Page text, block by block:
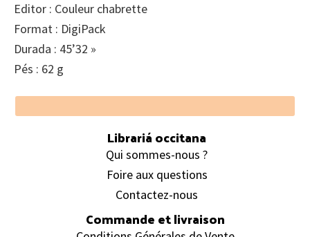
Editor : Couleur chabrette
Format : DigiPack
Durada : 45’32 »
Pés : 62 g
Footer
Librariá occitana
Qui sommes-nous ?
Foire aux questions
Contactez-nous
Commande et livraison